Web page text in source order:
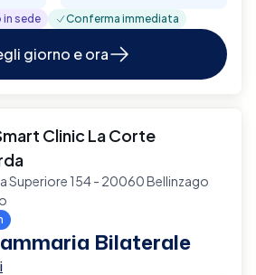
sede Conferma immediata
giorno e ora
Clinic La Corte
Superiore 154 - 20060 Bellinzago
Bilaterale